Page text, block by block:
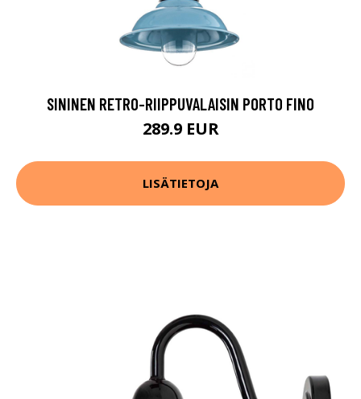
SININEN RETRO-RIIPPUVALAISIN PORTO FINO
289.9 EUR
LISÄTIETOJA